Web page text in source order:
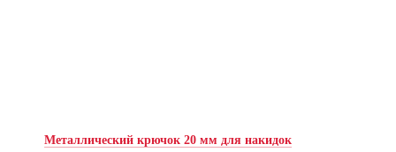
Металлический крючок 20 мм для накидок